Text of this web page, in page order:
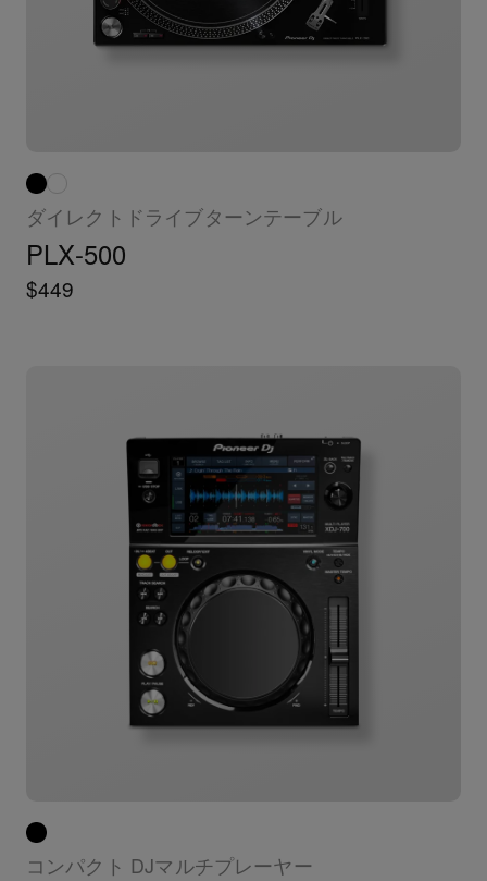
ダイレクトドライブターンテーブル
PLX-500
$449
コンパクト DJマルチプレーヤー